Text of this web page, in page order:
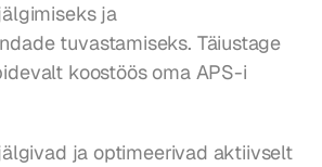
ja
tuvastamiseks. Täiustage
koostöös oma APS-i
ja optimeerivad aktiivselt